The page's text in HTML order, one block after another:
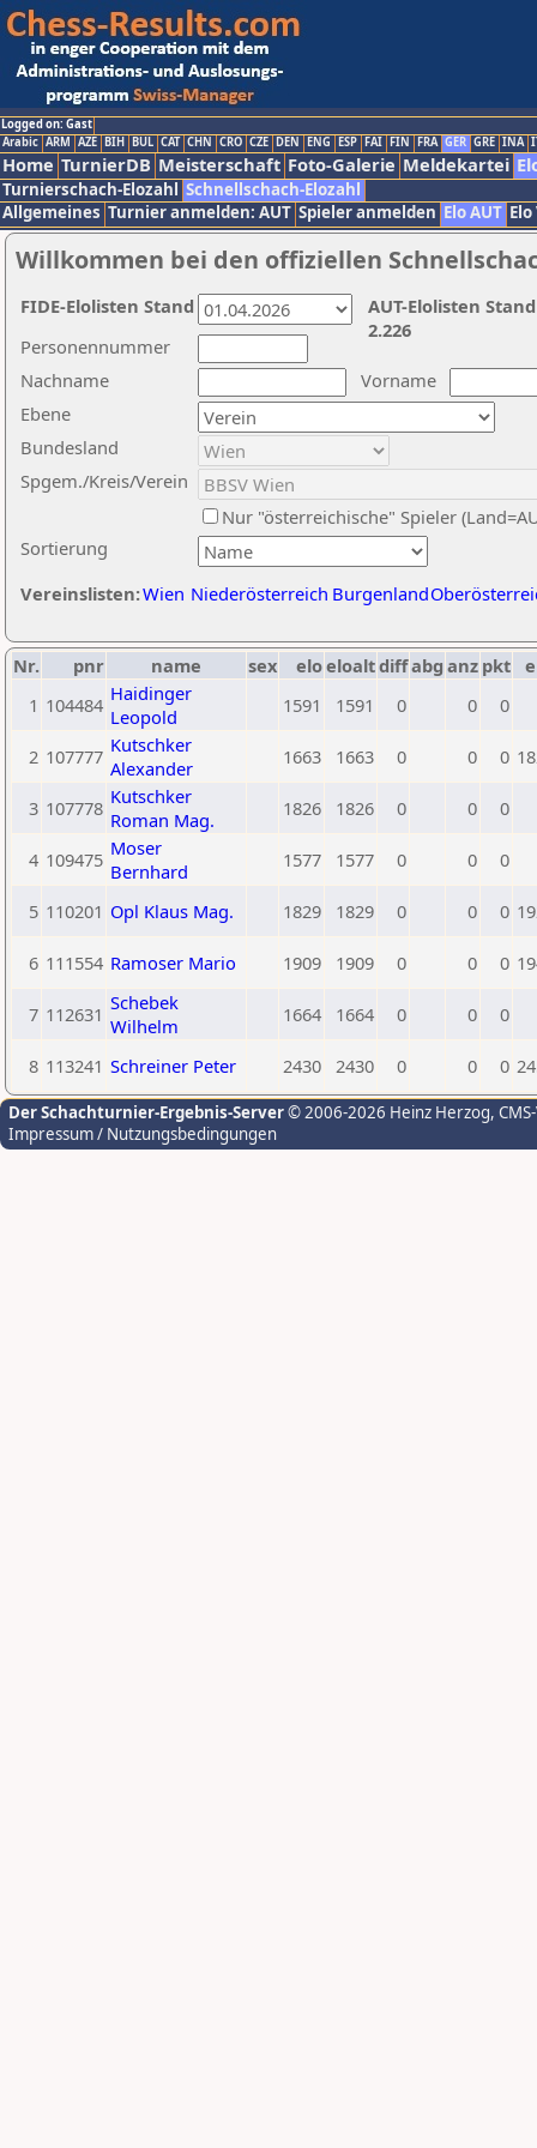
Logged on: Gast
Arabic ARM AZE BIH BUL CAT CHN CRO CZE DEN ENG ESP FAI FIN FRA GER GRE INA
Home TurnierDB Meisterschaft Foto-Galerie Meldekartei
Turnierschach-Elozahl Schnellschach-Elozahl
Allgemeines Turnier anmelden: AUT Spieler anmelden Elo AUT
Willkommen bei den offiziellen
Nachname
Vorname
Ebene
Sortierung
Personennummer
Bundesland
Spgem./Kreis/Verein
Nur "österreichische" Spieler
Vereinslisten:Wien Niederösterreich Burgenland
AUT-Elolisten
2.226
FIDE-Elolisten Stand
Nr. pnr name sex eloeloaltdiffabg anz pkt
1 104484 Haidinger
Leopold
1591 1591 0 0 0
2 107777 Kutschker
Alexander
1663 1663 0 0 0
3 107778 Kutschker
Roman Mag.
1826 1826 0 0 0
4 109475 Moser
Bernhard
1577 1577 0 0 0
5 110201 Opl Klaus Mag. 1829 1829 0 0 0
6 111554 Ramoser Mario 1909 1909 0 0 0
7 112631 Schebek
Wilhelm
1664 1664 0 0 0
8 113241 Schreiner Peter 2430 2430 0 0 0
Der Schachturnier-Ergebnis-Server© 2006-2026 Heinz Herzog,
Impressum / Nutzungsbedingungen